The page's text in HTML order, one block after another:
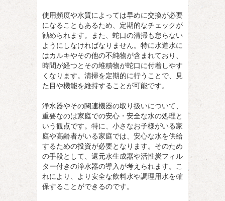
使用頻度や水質によっては早めに交換が必要
になることもあるため、定期的なチェックが
勧められます。また、蛇口の清掃も怠らない
ようにしなければなりません。特に水道水に
はカルキやその他の不純物が含まれており、
時間が経つとその堆積物が蛇口に付着しやす
くなります。清掃を定期的に行うことで、見
た目や機能を維持することが可能です。
浄水器やその関連機器の取り扱いについて、
重要なのは家庭での安心・安全な水の処理と
いう観点です。特に、小さなお子様がいる家
庭や高齢者がいる家庭では、安心な水を供給
するための投資が必要となります。そのため
の手段として、還元水生成器や活性炭フィル
ター付きの浄水器の導入が考えられます。こ
れにより、より安全な飲料水や調理用水を確
保することができるのです。